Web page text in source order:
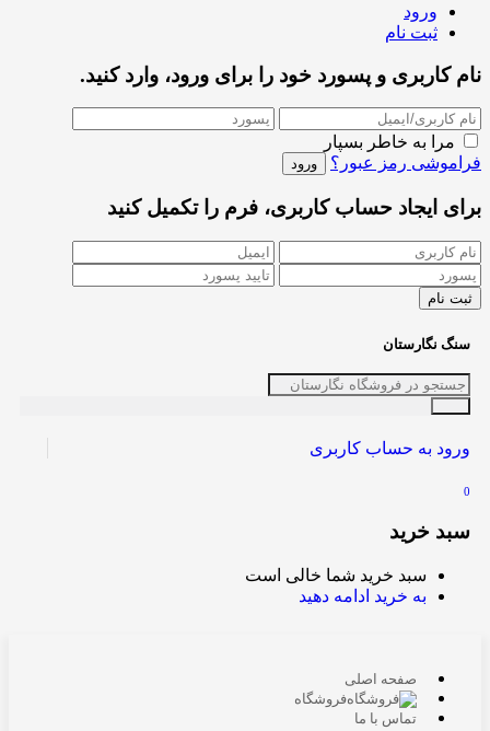
ورود
ثبت نام
نام کاربری و پسورد خود را برای ورود، وارد کنید.
مرا به خاطر بسپار
فراموشی رمز عبور؟
برای ایجاد حساب کاربری، فرم را تکمیل کنید
سنگ نگارستان
ورود به حساب کاربری
0
سبد خرید
سبد خرید شما خالی است
به خرید ادامه دهید
صفحه اصلی
فروشگاه
تماس با ما